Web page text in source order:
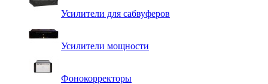
Усилители для сабвуферов
Усилители мощности
Фонокорректоры